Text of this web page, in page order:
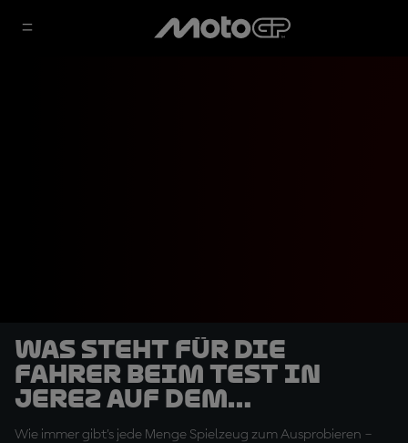
Was steht für die
Fahrer beim Test in
Jerez auf dem
Programm?
Wie immer gibt's jede Menge Spielzeug zum Ausprobieren –